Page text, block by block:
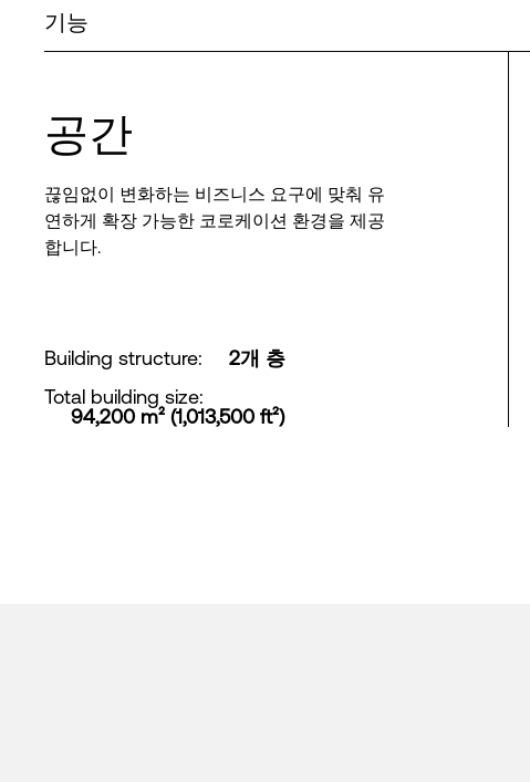
기능
공간
끊임없이 변화하는 비즈니스 요구에 맞춰 유
연하게 확장 가능한 코로케이션 환경을 제공
합니다.
Building structure:
2개 층
Total building size:
94,200 m² (1,013,500 ft²)